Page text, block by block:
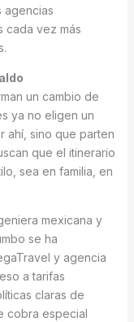
agencias
cada vez más
un cambio de
ya no eligen un
ahí, sino que parten
que el itinerario
sea en familia, en
mexicana y
se ha
y agencia
a tarifas
claras de
cobra especial